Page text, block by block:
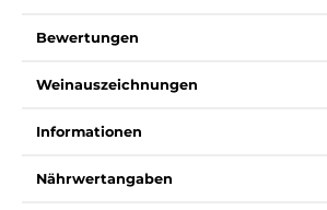
Bewertungen
Weinauszeichnungen
Informationen
Nährwertangaben